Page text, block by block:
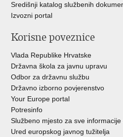
Središnji katalog službenih
Izvozni portal
Korisne poveznice
Vlada Republike Hrvatske
Državna škola za javnu upravu
Odbor za državnu službu
Državno izborno povjerenstvo
Your Europe portal
Potresinfo
Službeno mjesto za sve
Ured europskog javnog tužitelja